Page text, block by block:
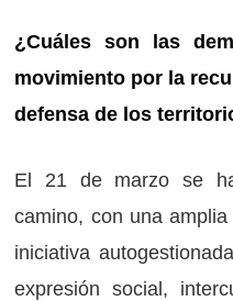
¿Cuáles son las
movimiento por la
defensa de los
El 21 de marzo se
camino, con una
iniciativa
expresión social,